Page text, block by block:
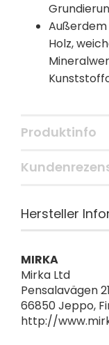
Außerdem
Holz,
Produktinfo
Hersteller
MIRKA
Mirka Ltd
Pensalavägen
66850 Jeppo,
http://